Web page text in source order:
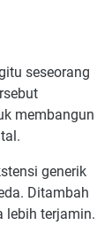
seseorang
membangun
generik
Ditambah
lebih terjamin.